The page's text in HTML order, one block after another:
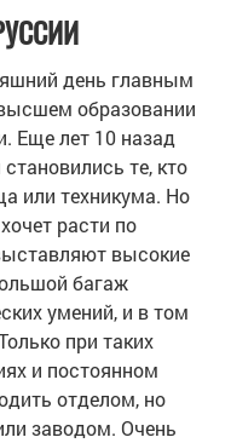
день главным
образовании
Еще лет 10 назад
те, кто
или техникума. Но
расти по
высокие
багаж
умений, и в том
при таких
и постоянном
отделом, но
заводом. Очень